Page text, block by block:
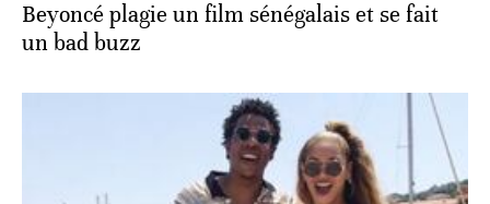
Beyoncé plagie un film sénégalais et se fait
un bad buzz